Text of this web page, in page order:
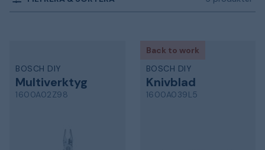
BOSCH DIY
Multiverktyg
1600A02Z98
Back to work
BOSCH DIY
Knivblad
1600A039L5